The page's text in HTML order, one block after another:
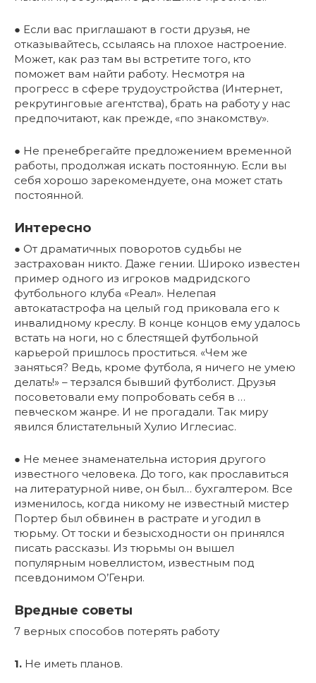
● Если вас приглашают в гости друзья, не
отказывайтесь, ссылаясь на плохое настроение.
Может, как раз там вы встретите того, кто
поможет вам найти работу. Несмотря на
прогресс в сфере трудоустройства (Интернет,
рекрутинговые агентства), брать на работу у нас
предпочитают, как прежде, «по знакомству».
● Не пренебрегайте предложением временной
работы, продолжая искать постоянную. Если вы
себя хорошо зарекомендуете, она может стать
постоянной.
Интересно
● От драматичных поворотов судьбы не
застрахован никто. Даже гении. Широко известен
пример одного из игроков мадридского
футбольного клуба «Реал». Нелепая
автокатастрофа на целый год приковала его к
инвалидному креслу. В конце концов ему удалось
встать на ноги, но с блестящей футбольной
карьерой пришлось проститься. «Чем же
заняться? Ведь, кроме футбола, я ничего не умею
делать!» – терзался бывший футболист. Друзья
посоветовали ему попробовать себя в …
певческом жанре. И не прогадали. Так миру
явился блистательный Хулио Иглесиас.
● Не менее знаменательна история другого
известного человека. До того, как прославиться
на литературной ниве, он был… бухгалтером. Все
изменилось, когда никому не известный мистер
Портер был обвинен в растрате и угодил в
тюрьму. От тоски и безысходности он принялся
писать рассказы. Из тюрьмы он вышел
популярным новеллистом, известным под
псевдонимом О’Генри.
Вредные советы
7 верных способов потерять работу
1. Не иметь планов.